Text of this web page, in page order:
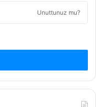
Unuttunuz mu?